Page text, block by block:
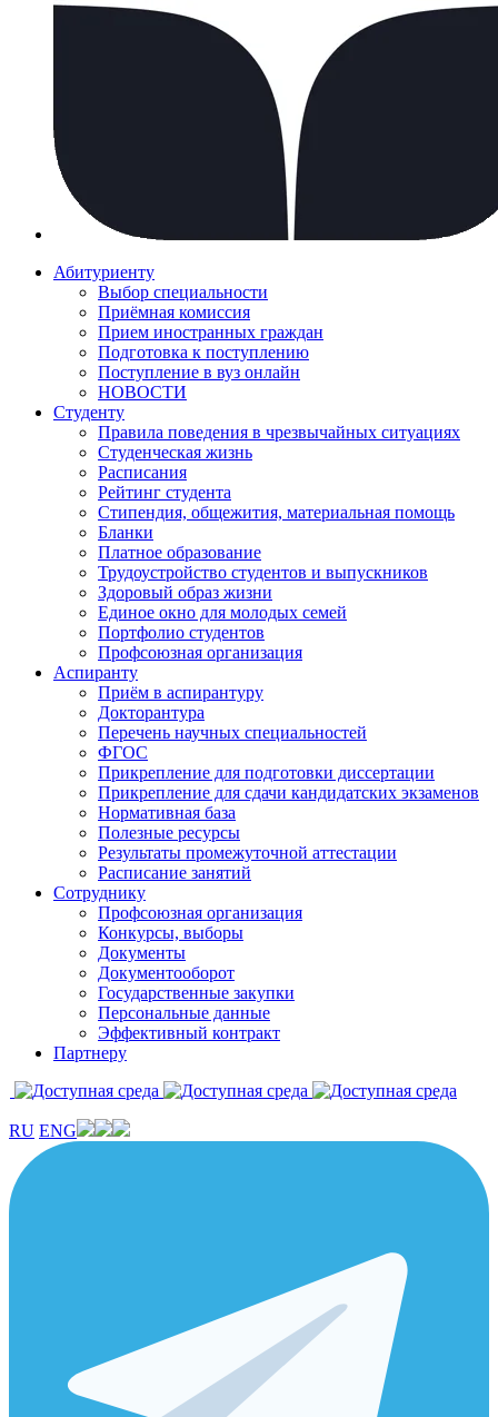
Абитуриенту
Выбор специальности
Приёмная комиссия
Прием иностранных граждан
Подготовка к поступлению
Поступление в вуз онлайн
НОВОСТИ
Студенту
Правила поведения в чрезвычайных ситуациях
Студенческая жизнь
Расписания
Рейтинг студента
Стипендия, общежития, материальная помощь
Бланки
Платное образование
Трудоустройство студентов и выпускников
Здоровый образ жизни
Единое окно для молодых семей
Портфолио студентов
Профсоюзная организация
Аспиранту
Приём в аспирантуру
Докторантура
Перечень научных специальностей
ФГОС
Прикрепление для подготовки диссертации
Прикрепление для сдачи кандидатских экзаменов
Нормативная база
Полезные ресурсы
Результаты промежуточной аттестации
Расписание занятий
Сотруднику
Профсоюзная организация
Конкурсы, выборы
Документы
Документооборот
Государственные закупки
Персональные данные
Эффективный контракт
Партнеру
RU ENG